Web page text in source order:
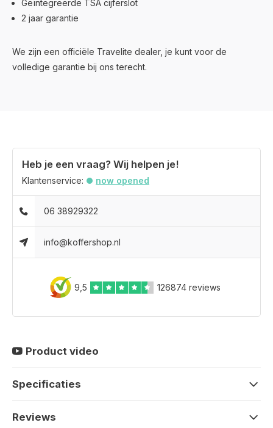
Geïntegreerde TSA cijferslot
2 jaar garantie
We zijn een officiële Travelite dealer, je kunt voor de
volledige garantie bij ons terecht.
Heb je een vraag? Wij helpen je!
Klantenservice: now opened
06 38929322
info@koffershop.nl
9,5 126874 reviews
Product video
Specificaties
Reviews